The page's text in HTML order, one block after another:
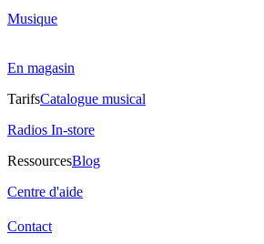
Musique
En magasin
TarifsCatalogue musical
Radios In-store
RessourcesBlog
Centre d'aide
Contact